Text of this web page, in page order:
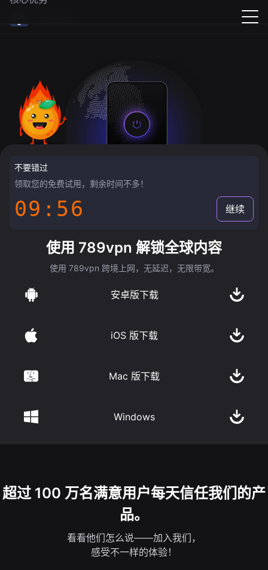
不要错过
领取您的免费试用，剩余时间不多！
09:55 继续
使用 789vpn 解锁全球内容
使用 789vpn 跨境上网，无延迟，无限带宽。
安卓版下载
iOS 版下载
Mac 版下载
Windows
超过 100 万名满意用户每天信任我们的产
品。
看看他们怎么说——加入我们，
感受不一样的体验！